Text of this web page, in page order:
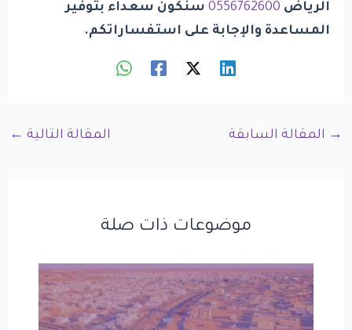
الرياض 0556762600 سنكون سعداء بتوفير
المساعدة والإجابة على استفساراتكم.
→ المقالة السابقة المقالة التالية ←
موضوعات ذات صلة